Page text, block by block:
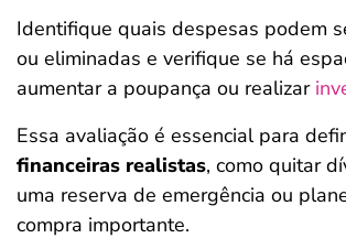
Identifique quais despesas podem
ou eliminadas e verifique se há
aumentar a poupança ou realizar
Essa avaliação é essencial para
financeiras realistas, como quitar
uma reserva de emergência ou
compra importante.